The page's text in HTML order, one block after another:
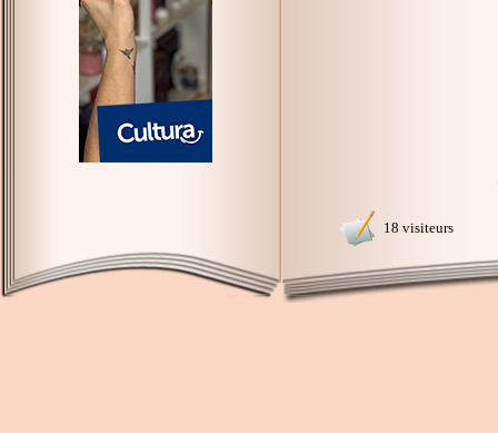
18 visiteurs